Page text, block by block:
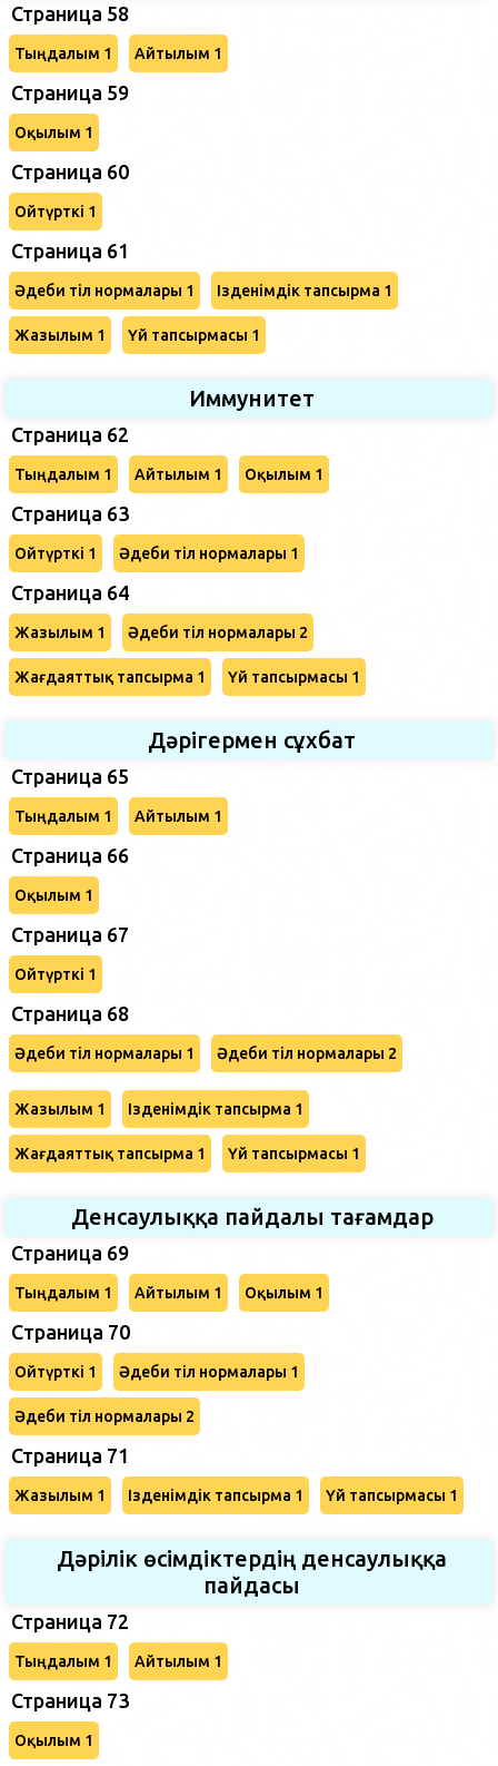
Страница 58
Тыңдалым 1 Айтылым 1
Страница 59
Оқылым 1
Страница 60
Ойтүрткі 1
Страница 61
Әдеби тіл нормалары 1 Ізденімдік тапсырма 1
Жазылым 1 Үй тапсырмасы 1
Иммунитет
Страница 62
Тыңдалым 1 Айтылым 1 Оқылым 1
Страница 63
Ойтүрткі 1 Әдеби тіл нормалары 1
Страница 64
Жазылым 1 Әдеби тіл нормалары 2
Жағдаяттық тапсырма 1 Үй тапсырмасы 1
Дәрігермен сұхбат
Страница 65
Тыңдалым 1 Айтылым 1
Страница 66
Оқылым 1
Страница 67
Ойтүрткі 1
Страница 68
Әдеби тіл нормалары 1 Әдеби тіл нормалары 2
Жазылым 1 Ізденімдік тапсырма 1
Жағдаяттық тапсырма 1 Үй тапсырмасы 1
Денсаулыққа пайдалы тағамдар
Страница 69
Тыңдалым 1 Айтылым 1 Оқылым 1
Cтраница 70
Ойтүрткі 1 Әдеби тіл нормалары 1
Әдеби тіл нормалары 2
Страница 71
Жазылым 1 Ізденімдік тапсырма 1 Үй тапсырмасы 1
Дәрілік өсімдіктердің денсаулыққа
пайдасы
Страница 72
Тыңдалым 1 Айтылым 1
Страница 73
Оқылым 1